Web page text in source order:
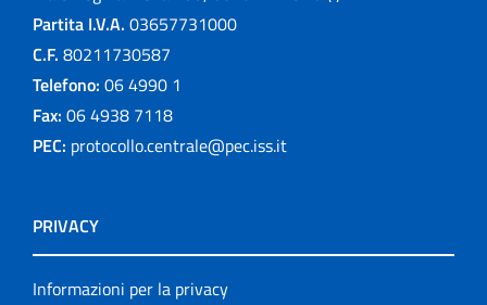
Partita I.V.A. 03657731000
C.F. 80211730587
Telefono: 06 4990 1
Fax: 06 4938 7118
PEC: protocollo.centrale@pec.iss.it
PRIVACY
Informazioni per la privacy